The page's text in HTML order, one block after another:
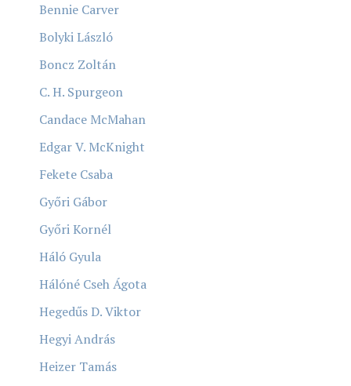
Bennie Carver
Bolyki László
Boncz Zoltán
C. H. Spurgeon
Candace McMahan
Edgar V. McKnight
Fekete Csaba
Győri Gábor
Győri Kornél
Háló Gyula
Hálóné Cseh Ágota
Hegedűs D. Viktor
Hegyi András
Heizer Tamás